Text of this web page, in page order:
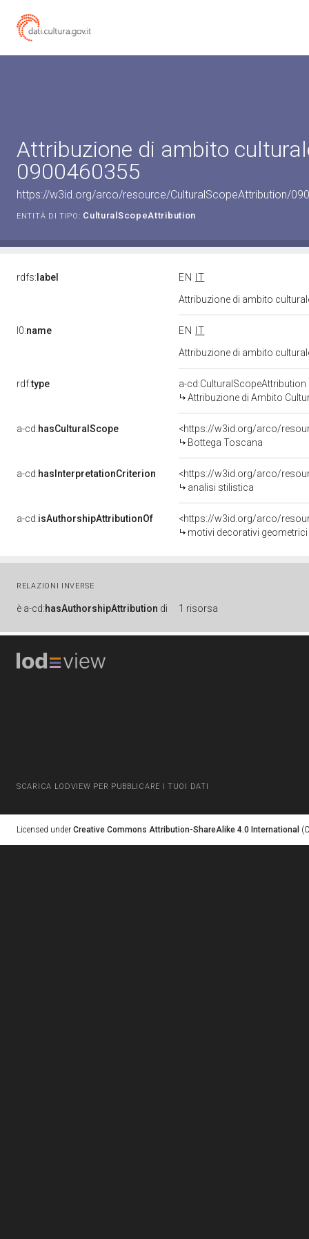
Attribuzione di ambito
0900460355
https://w3id.org/arco/resource/CulturalScopeAttribution/
ENTITÀ DI TIPO: CulturalScopeAttribution
rdfs: label EN
IT
Attribuzione di ambito
l0:name EN
IT
Attribuzione di ambito
rdf:type
a-cd:CulturalScopeAttribution
Attribuzione di Ambito
a-cd:hasCulturalScope
<https://w3id.org/arco/
Bottega Toscana
a-cd:hasInterpretationCriterion
<https://w3id.org/arco/
analisi stilistica
a-cd:isAuthorshipAttributionOf
<https://w3id.org/arco/
motivi decorativi
RELAZIONI INVERSE
è a-cd:hasAuthorshipAttribution di 1 risorsa
SCARICA LODVIEW PER PUBBLICARE I TUOI DATI
Licensed under Creative Commons Attribution-ShareAlike 4.0 International